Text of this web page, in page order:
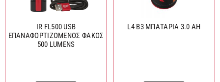
IR FL500 USB
ΕΠΑΝΑΦΟΡΤΙΖΟΜΕΝΟΣ ΦΑΚΟΣ
500 LUMENS
L4 B3 ΜΠΑΤΑΡΙΑ 3.0 AH